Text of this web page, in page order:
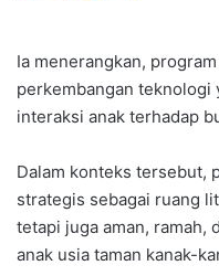
Ia menerangkan,
perkembangan
interaksi anak terhadap
Dalam konteks tersebut,
strategis sebagai ruang
tetapi juga aman, ramah,
anak usia taman kanak-‎